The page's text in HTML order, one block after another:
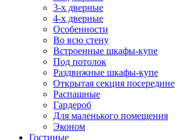
3-х дверные
4-х дверные
Особенности
Во всю стену
Встроенные шкафы-купе
Под потолок
Раздвижные шкафы-купе
Открытая секция посередине
Распашные
Гардероб
Для маленького помещения
Эконом
Гостиные